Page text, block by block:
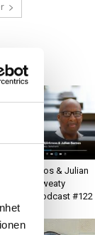
Mia Björkroos & Julian
Barnes – Sweaty
Podcast #122